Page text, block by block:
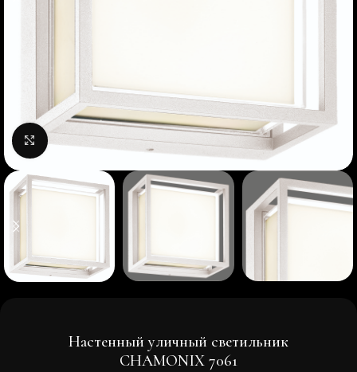
Нажмите, чтобы увеличить изображение
Настенный уличный светильник
CHAMONIX 7061